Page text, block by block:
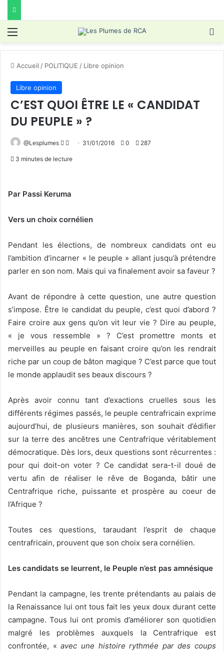
Menu
Accueil / POLITIQUE / Libre opinion
Libre opinion
C’EST QUOI ÊTRE LE « CANDIDAT
DU PEUPLE » ?
@Lesplumes
Follow
Envoyer31/01/2016 0 287
3 minutes de lecture
Par Passi Keruma
Vers un choix cornélien
Pendant les élections, de nombreux candidats ont eu
l’ambition d’incarner « le peuple » allant jusqu’à prétendre
parler en son nom. Mais qui va finalement avoir sa faveur ?
Avant de répondre à cette question, une autre question
s’impose. Être le candidat du peuple, c’est quoi d’abord ?
Faire croire aux gens qu’on vit leur vie ? Dire au peuple,
« je vous ressemble » ? C’est promettre monts et
merveilles au peuple en faisant croire qu’on les rendrait
riche par un coup de bâton magique ? C’est parce que tout
le monde applaudit ses beaux discours ?
Après avoir connu tant d’exactions cruelles sous les
différents régimes passés, le peuple centrafricain exprime
aujourd’hui, de plusieurs manières, son souhait d’édifier
sur la terre des ancêtres une Centrafrique véritablement
démocratique. Dès lors, deux questions sont récurrentes :
pour qui doit-on voter ? Ce candidat sera-t-il doué de
vertu afin de réaliser le rêve de Boganda, bâtir une
Centrafrique riche, puissante et prospère au coeur de
l’Afrique ?
Toutes ces questions, taraudant l’esprit de chaque
centrafricain, prouvent que son choix sera cornélien.
Les candidats se leurrent, le Peuple n’est pas amnésique
Pendant la campagne, les trente prétendants au palais de
la Renaissance lui ont tous fait les yeux doux durant cette
campagne. Tous lui ont promis d’améliorer son quotidien
malgré les problèmes auxquels la Centrafrique est
confrontée, «avec une histoire rythmée par des coups